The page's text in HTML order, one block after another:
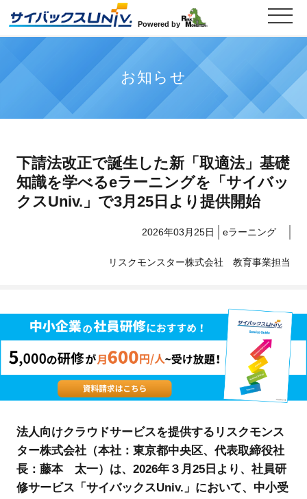
Powered by
お知らせ
下請法改正で誕生した新「取適法」基礎
知識を学べるeラーニングを「サイバッ
クスUniv.」で3月25日より提供開始
2026年03月25日 eラーニング
リスクモンスター株式会社 教育事業担当
法人向けクラウドサービスを提供するリスクモンス
ター株式会社（本社：東京都中央区、代表取締役社
長：藤本 太一）は、2026年３月25日より、社員研
修サービス「サイバックスUniv.」において、中小受